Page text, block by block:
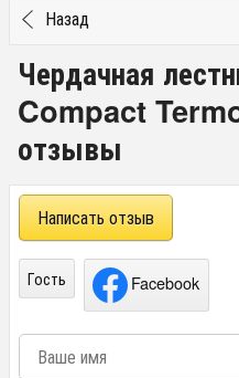
Назад
Чердачная
Compact
отзывы
Написать отзыв
Гость Facebook